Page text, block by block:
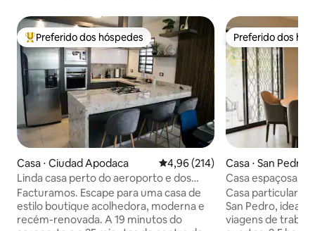
Entre os melhores preferidos dos hóspedes
Preferido dos hóspedes
Casa ⋅ Ciudad Apodaca 4,96 de uma avaliação média de
4,96 (214)
Linda casa perto do aeroporto e dos
parques industriais
Facturamos. Escape para uma casa de
estilo boutique acolhedora, moderna e
recém-renovada. A 19 minutos do
Preferido dos
Preferido dos
Casa ⋅ San Pedro
cía
Casa espaçosa
quartos +
pessoas
Casa particular
San Pedro, ideal
viagens de